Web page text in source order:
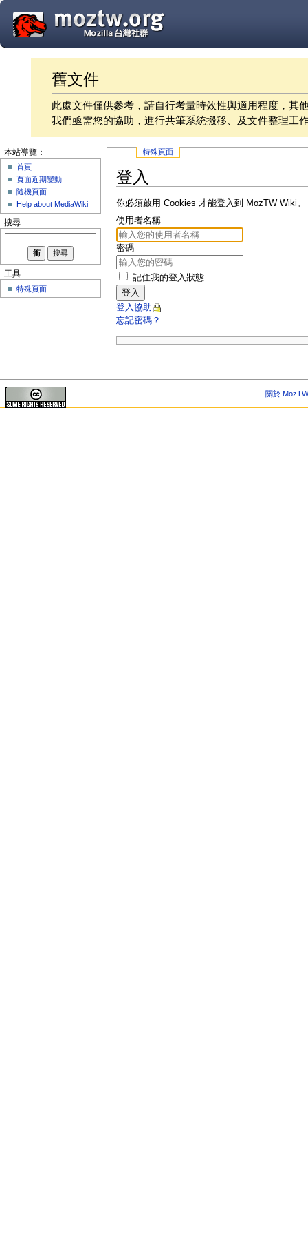
舊文件
此處文件僅供參考，請自行考量時效性與適用程度，其
我們亟需您的協助，進行共筆系統搬移、及文件整理工
特殊頁面
登入
你必須啟用 Cookies 才能登入到 MozTW Wiki。
使用者名稱
密碼
記住我的登入狀態
登入
登入協助
忘記密碼？
本站導覽：
首頁
頁面近期變動
隨機頁面
Help about MediaWiki
搜尋
工具:
特殊頁面
關於